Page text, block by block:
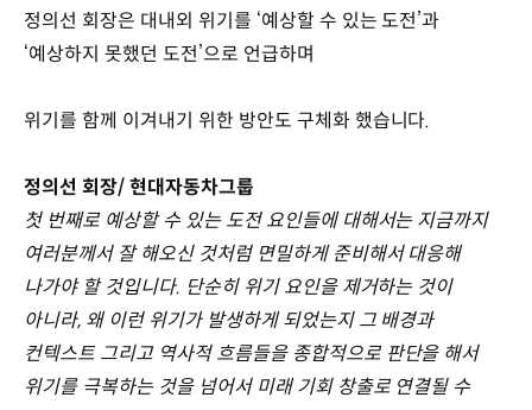
정의선 회장은 대내외 위기를 ‘예상할 수 있는 도전’과
‘예상하지 못했던 도전’으로 언급하며
위기를 함께 이겨내기 위한 방안도 구체화 했습니다.
정의선 회장/ 현대자동차그룹
첫 번째로 예상할 수 있는 도전 요인들에 대해서는 지금까지
여러분께서 잘 해오신 것처럼 면밀하게 준비해서 대응해
나가야 할 것입니다. 단순히 위기 요인을 제거하는 것이
아니라, 왜 이런 위기가 발생하게 되었는지 그 배경과
컨텍스트 그리고 역사적 흐름들을 종합적으로 판단을 해서
위기를 극복하는 것을 넘어서 미래 기회 창출로 연결될 수